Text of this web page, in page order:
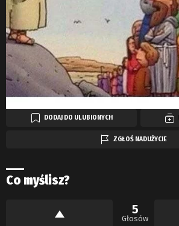
DODAJ DO ULUBIONYCH
ZGŁOŚ NADUŻYCIE
Co myślisz?
5
Głosów